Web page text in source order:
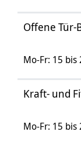
Offene Tür-
Mo-Fr: 15 bis
Kraft- und
Mo-Fr: 15 bis